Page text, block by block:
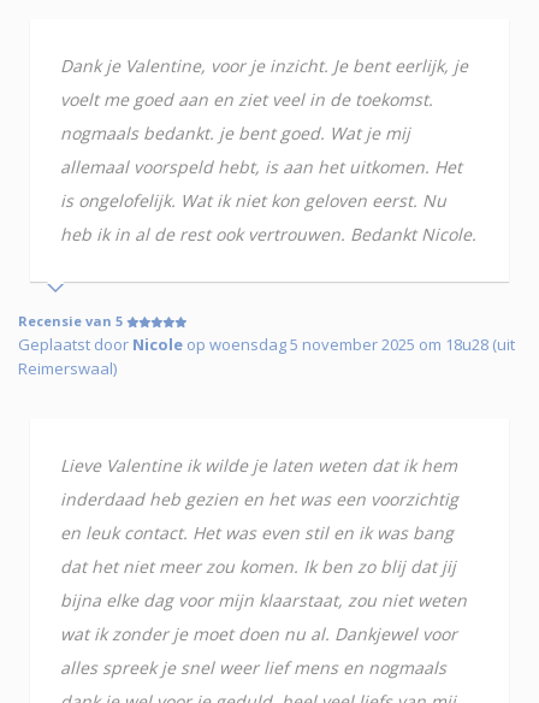
Dank je Valentine, voor je inzicht. Je bent eerlijk, je
voelt me goed aan en ziet veel in de toekomst.
nogmaals bedankt. je bent goed. Wat je mij
allemaal voorspeld hebt, is aan het uitkomen. Het
is ongelofelijk. Wat ik niet kon geloven eerst. Nu
heb ik in al de rest ook vertrouwen. Bedankt Nicole.
Recensie van 5
Geplaatst door Nicole op woensdag 5 november 2025 om 18u28 (uit
Reimerswaal)
Lieve Valentine ik wilde je laten weten dat ik hem
inderdaad heb gezien en het was een voorzichtig
en leuk contact. Het was even stil en ik was bang
dat het niet meer zou komen. Ik ben zo blij dat jij
bijna elke dag voor mijn klaarstaat, zou niet weten
wat ik zonder je moet doen nu al. Dankjewel voor
alles spreek je snel weer lief mens en nogmaals